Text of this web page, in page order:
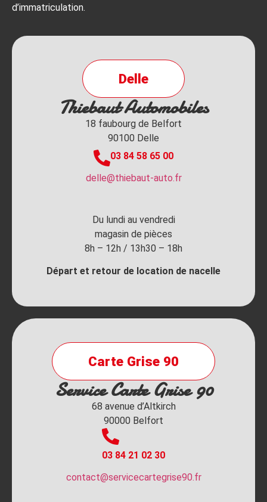
d’immatriculation.
Delle
Thiebaut Automobiles
18 faubourg de Belfort
90100 Delle
03 84 58 65 00
delle@thiebaut-auto.fr
Du lundi au vendredi
magasin de pièces
8h – 12h / 13h30 – 18h
Départ et retour de location de nacelle
Carte Grise 90
Service Carte Grise 90
68 avenue d’Altkirch
90000 Belfort
03 84 21 02 30
contact@servicecartegrise90.fr